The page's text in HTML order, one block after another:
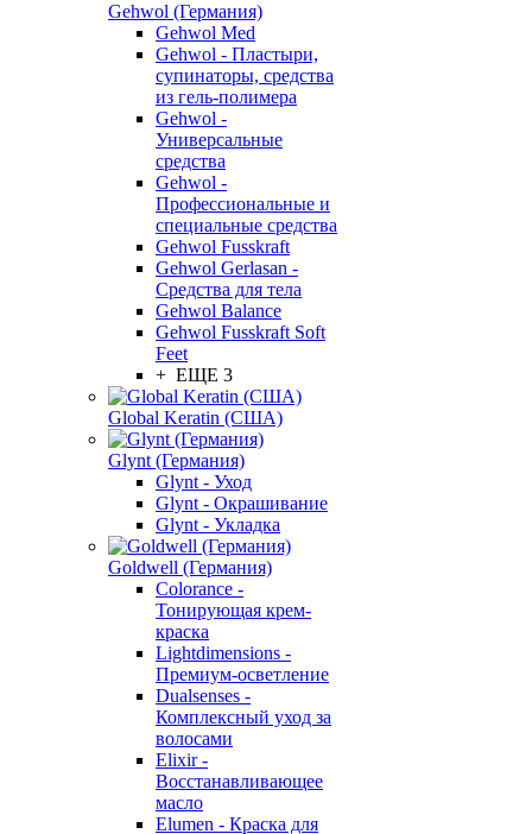
Gehwol (Германия)
Gehwol Med
Gehwol - Пластыри,
супинаторы, средства
из гель-полимера
Gehwol -
Универсальные
средства
Gehwol -
Профессиональные и
специальные средства
Gehwol Fusskraft
Gehwol Gerlasan -
Средства для тела
Gehwol Balance
Gehwol Fusskraft Soft
Feet
+ ЕЩЕ 3
Global Keratin (США)
Glynt (Германия)
Glynt - Уход
Glynt - Окрашивание
Glynt - Укладка
Goldwell (Германия)
Colorance -
Тонирующая крем-
краска
Lightdimensions -
Премиум-осветление
Dualsenses -
Комплексный уход за
волосами
Elixir -
Восстанавливающее
масло
Elumen - Краска для